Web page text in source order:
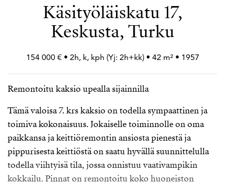
Käsityöläiskatu 17,
Keskusta, Turku
154 000 € • 2h, k, kph (Yj: 2h+kk) • 42 m² • 1957
Remontoitu kaksio upealla sijainnilla
Tämä valoisa 7. krs kaksio on todella sympaattinen ja
toimiva kokonaisuus. Jokaiselle toiminnolle on oma
paikkansa ja keittiöremontin ansiosta pienestä ja
pippurisesta keittiöstä on saatu hyvällä suunnittelulla
todella viihtyisä tila, jossa onnistuu vaativampikin
kokkailu. Pinnat on remontoitu koko huoneiston